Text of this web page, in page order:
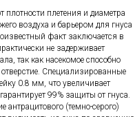
плетения и диаметра
воздуха и барьером для гнуса
факт заключается в
не задерживает
так как насекомое способно
Специализированные
0.8 мм, что увеличивает
99% защиты от гнуса.
(темно-серого)